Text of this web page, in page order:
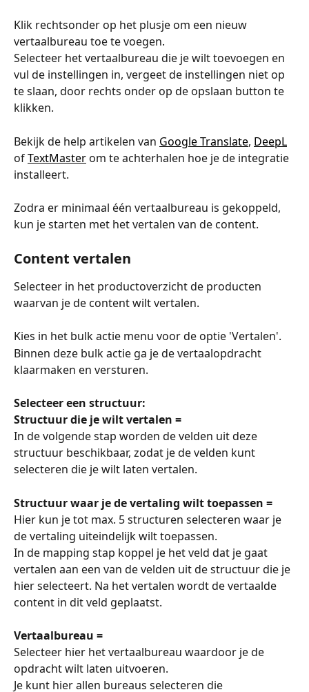
Klik rechtsonder op het plusje om een nieuw
vertaalbureau toe te voegen.
Selecteer het vertaalbureau die je wilt toevoegen en
vul de instellingen in, vergeet de instellingen niet op
te slaan, door rechts onder op de opslaan button te
klikken.
Bekijk de help artikelen van Google Translate, DeepL
of TextMaster om te achterhalen hoe je de integratie
installeert.
Zodra er minimaal één vertaalbureau is gekoppeld,
kun je starten met het vertalen van de content.
Content vertalen
Selecteer in het productoverzicht de producten
waarvan je de content wilt vertalen.
Kies in het bulk actie menu voor de optie 'Vertalen'.
Binnen deze bulk actie ga je de vertaalopdracht
klaarmaken en versturen.
Selecteer een structuur:
Structuur die je wilt vertalen =
In de volgende stap worden de velden uit deze
structuur beschikbaar, zodat je de velden kunt
selecteren die je wilt laten vertalen.
Structuur waar je de vertaling wilt toepassen =
Hier kun je tot max. 5 structuren selecteren waar je
de vertaling uiteindelijk wilt toepassen.
In de mapping stap koppel je het veld dat je gaat
vertalen aan een van de velden uit de structuur die je
hier selecteert. Na het vertalen wordt de vertaalde
content in dit veld geplaatst.
Vertaalbureau =
Selecteer hier het vertaalbureau waardoor je de
opdracht wilt laten uitvoeren.
Je kunt hier allen bureaus selecteren die